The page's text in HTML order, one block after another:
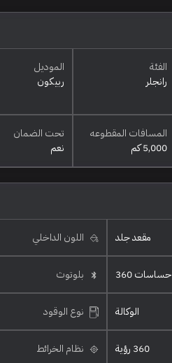
الفئة
رانجلر
الموديل
ربيكون
المسافات المقطوعه
5,000 كم
تحت الضمان
نعم
مقعد جلد اللون الداخلي
حساسات 360 بلوتوث
الوكالة نوع الوقود
360 رؤية نظام الخرائط